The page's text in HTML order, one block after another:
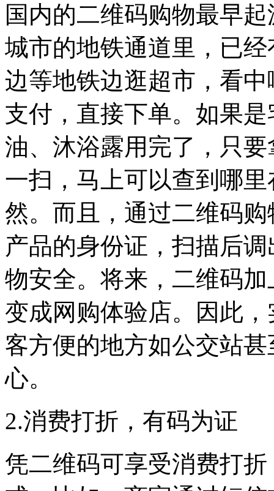
国内的二维码购物最早
城市的地铁通道里，已
边等地铁边逛超市，看
支付，直接下单。如果
油、沐浴露用完了，只
一扫，马上可以查到哪
然。而且，通过二维码
产品的身份证，扫描后
物安全。将来，二维码
变成网购体验店。因此
客方便的地方如公交站
心。
2.消费打折，有码为证
凭二维码可享受消费打